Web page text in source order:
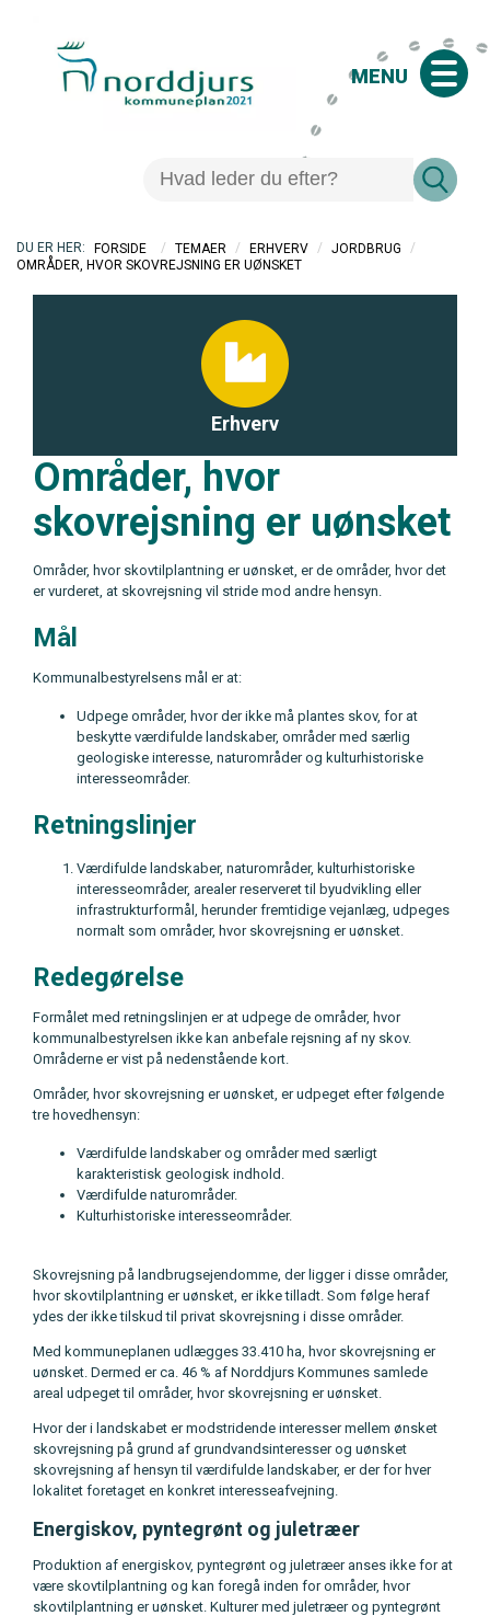
MENU
FORSIDE / TEMAER / ERHVERV / JORDBRUG
/
OMRÅDER, HVOR SKOVREJSNING ER UØNSKET
Erhverv
Områder, hvor
skovrejsning er uønsket
Områder, hvor skovtilplantning er uønsket, er de områder, hvor det
er vurderet, at skovrejsning vil stride mod andre hensyn.
Mål
Kommunalbestyrelsens mål er at:
Udpege områder, hvor der ikke må plantes skov, for at
beskytte værdifulde landskaber, områder med særlig
geologiske interesse, naturområder og kulturhistoriske
interesseområder.
Retningslinjer
Værdifulde landskaber, naturområder, kulturhistoriske
interesseområder, arealer reserveret til byudvikling eller
infrastrukturformål, herunder fremtidige vejanlæg, udpeges
normalt som områder, hvor skovrejsning er uønsket.
Redegørelse
Formålet med retningslinjen er at udpege de områder, hvor
kommunalbestyrelsen ikke kan anbefale rejsning af ny skov.
Områderne er vist på nedenstående kort.
Områder, hvor skovrejsning er uønsket, er udpeget efter følgende
tre hovedhensyn:
Værdifulde landskaber og områder med særligt
karakteristisk geologisk indhold.
Værdifulde naturområder.
Kulturhistoriske interesseområder.
Skovrejsning på landbrugsejendomme, der ligger i disse områder,
hvor skovtilplantning er uønsket, er ikke tilladt. Som følge heraf
ydes der ikke tilskud til privat skovrejsning i disse områder.
Med kommuneplanen udlægges 33.410 ha, hvor skovrejsning er
uønsket. Dermed er ca. 46 % af Norddjurs Kommunes samlede
areal udpeget til områder, hvor skovrejsning er uønsket.
Hvor der i landskabet er modstridende interesser mellem ønsket
skovrejsning på grund af grundvandsinteresser og uønsket
skovrejsning af hensyn til værdifulde landskaber, er der for hver
lokalitet foretaget en konkret interesseafvejning.
Energiskov, pyntegrønt og juletræer
Produktion af energiskov, pyntegrønt og juletræer anses ikke for at
være skovtilplantning og kan foregå inden for områder, hvor
skovtilplantning er uønsket. Kulturer med juletræer og pyntegrønt